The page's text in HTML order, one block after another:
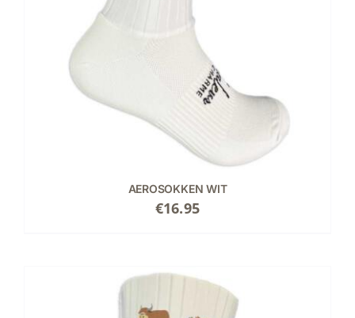
AEROSOKKEN WIT
€16.95